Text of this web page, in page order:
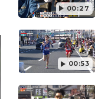
00:27
00:53